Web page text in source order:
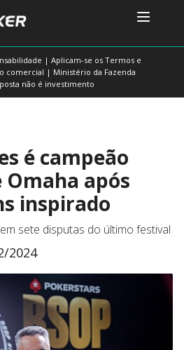
| Aplicam-se os Termos e
comercial | Ministério da Fazenda
não é investimento
é campeão
após
inspirado
sete disputas do último festival
2024